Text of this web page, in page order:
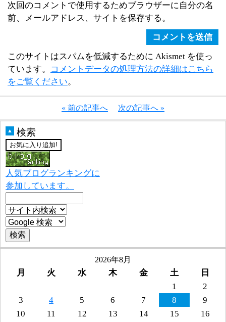
次回のコメントで使用するためブラウザーに自分の名
前、メールアドレス、サイトを保存する。
このサイトはスパムを低減するために Akismet を使っ
ています。
コメントデータの処理方法の詳細はこちら
をご覧ください。
« 前の記事へ 次の記事へ »
▲ 検索
人気ブログランキングに
参加しています。
2026年8月
月 火 水 木 金 土
日
1
2
3
4 5 6 7 8
9
10
11 12 13 14 15
16